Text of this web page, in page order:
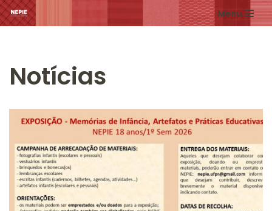
conteúdo
Menu
Notícias